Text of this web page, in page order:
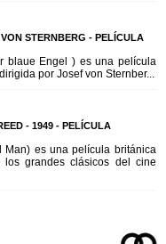
STERNBERG - PELÍCULA
blaue Engel ) es una película
por Josef von Sternber...
- 1949 - PELÍCULA
Man) es una película británica
grandes clásicos del cine